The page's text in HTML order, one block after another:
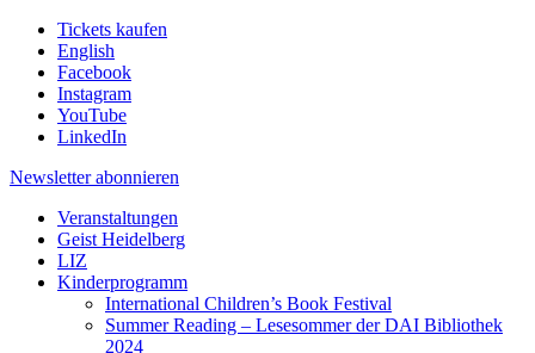
Tickets kaufen
English
Facebook
Instagram
YouTube
LinkedIn
Newsletter abonnieren
Veranstaltungen
Geist Heidelberg
LIZ
Kinderprogramm
International Children’s Book Festival
Summer Reading – Lesesommer der DAI Bibliothek
2024